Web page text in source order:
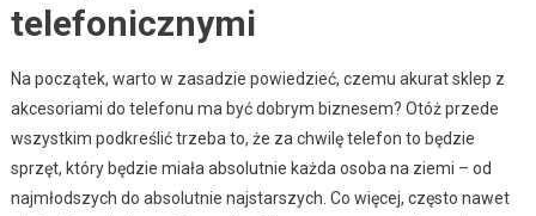
telefonicznymi
Na początek, warto w zasadzie powiedzieć, czemu akurat sklep z
akcesoriami do telefonu ma być dobrym biznesem? Otóż przede
wszystkim podkreślić trzeba to, że za chwilę telefon to będzie
sprzęt, który będzie miała absolutnie każda osoba na ziemi – od
najmłodszych do absolutnie najstarszych. Co więcej, często nawet